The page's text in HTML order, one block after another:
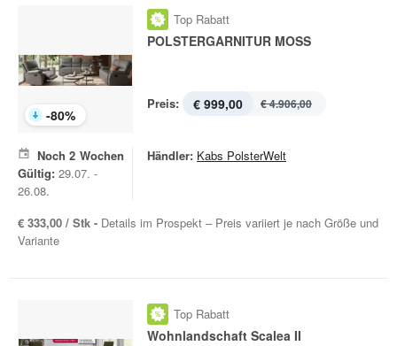
-80%
Top Rabatt
POLSTERGARNITUR MOSS
Preis: € 999,00 € 4.906,00
Noch 2 Wochen
Gültig: 29.07. -
26.08.
Händler: Kabs PolsterWelt
€ 333,00 / Stk - Details im Prospekt – Preis variiert je nach Größe und
Variante
Top Rabatt
Wohnlandschaft Scalea II